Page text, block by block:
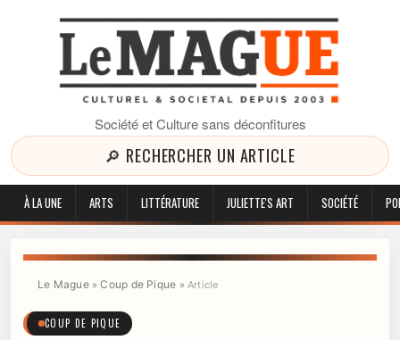
Société et Culture sans déconfitures
🔎 RECHERCHER UN ARTICLE
À LA UNE ARTS LITTÉRATURE JULIETTE'S ART SOCIÉTÉ
Le Mague»Coup de Pique » Article
COUP DE PIQUE